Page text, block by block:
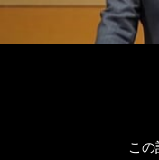
こ